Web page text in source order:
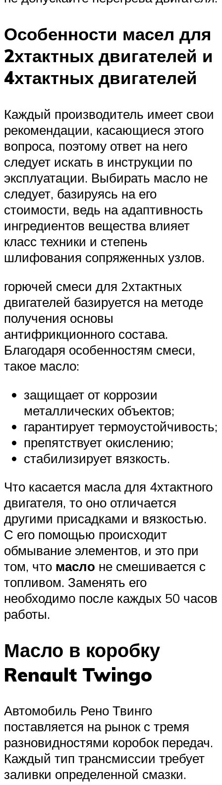
Особенности масел для
2хтактных двигателей и
4хтактных двигателей
Каждый производитель имеет свои
рекомендации, касающиеся этого
вопроса, поэтому ответ на него
следует искать в инструкции по
эксплуатации. Выбирать масло не
следует, базируясь на его
стоимости, ведь на адаптивность
ингредиентов вещества влияет
класс техники и степень
шлифования сопряженных узлов.
горючей смеси для 2хтактных
двигателей базируется на методе
получения основы
антифрикционного состава.
Благодаря особенностям смеси,
такое масло:
защищает от коррозии
металлических объектов;
гарантирует термоустойчивость;
препятствует окислению;
стабилизирует вязкость.
Что касается масла для 4хтактного
двигателя, то оно отличается
другими присадками и вязкостью.
С его помощью происходит
обмывание элементов, и это при
том, что масло не смешивается с
топливом. Заменять его
необходимо после каждых 50 часов
работы.
Масло в коробку
Renault Twingo
Автомобиль Рено Твинго
поставляется на рынок с тремя
разновидностями коробок передач.
Каждый тип трансмиссии требует
заливки определенной смазки.